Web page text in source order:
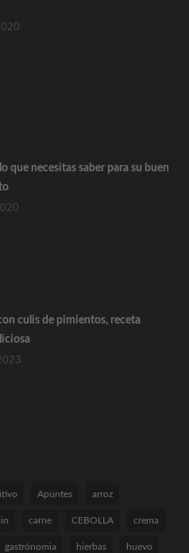
que necesitas saber para su buen
culis de pimientos, receta
Apuntes arroz
carne CEBOLLA crema
gastrónomia hierbas huevo